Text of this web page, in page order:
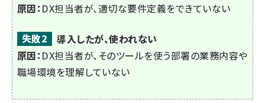
原因：DX担当者が、適切な要件定義をできていない
失敗2
導入したが、使われない
原因：DX担当者が、そのツールを使う部署の業務内容や
職場環境を理解していない